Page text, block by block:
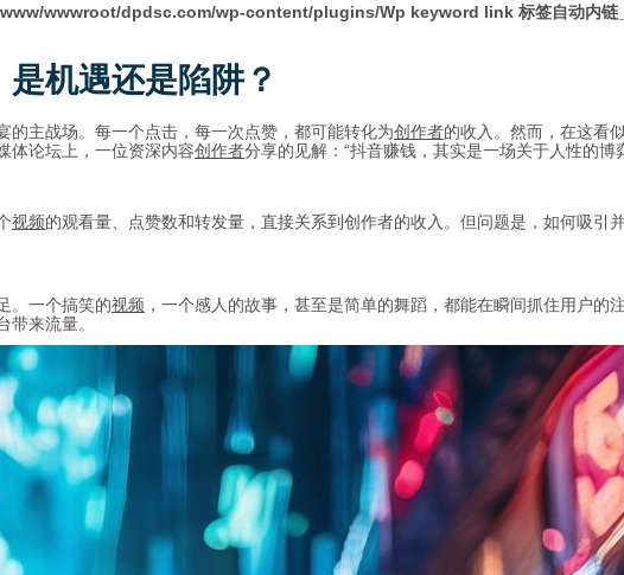
wwwroot/dpdsc.com/wp-content/plugins/Wp keyword link 标签自动内链_
机遇还是陷阱？
的主战场。每一个点击，每一次点赞，都可能转化为创作者的收入。然而，在这看
体论坛上，一位资深内容创作者分享的见解：“抖音赚钱，其实是一场关于人性的博
视频的观看量、点赞数和转发量，直接关系到创作者的收入。但问题是，如何吸引
。一个搞笑的视频 ，一个感人的故事，甚至是简单的舞蹈，都能在瞬间抓住用户的
来流量。